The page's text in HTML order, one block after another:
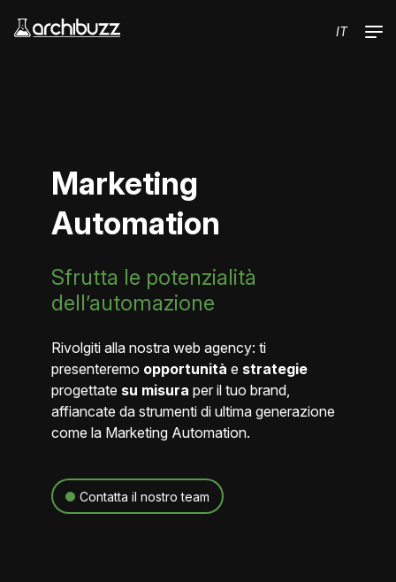
IT
Marketing
Automation
Sfrutta le potenzialità
dell’automazione
Rivolgiti alla nostra web agency: ti
presenteremo opportunitàe strategie
progettate su misura per il tuo brand,
affiancate da strumenti di ultima generazione
come la Marketing Automation.
Contatta il nostro team